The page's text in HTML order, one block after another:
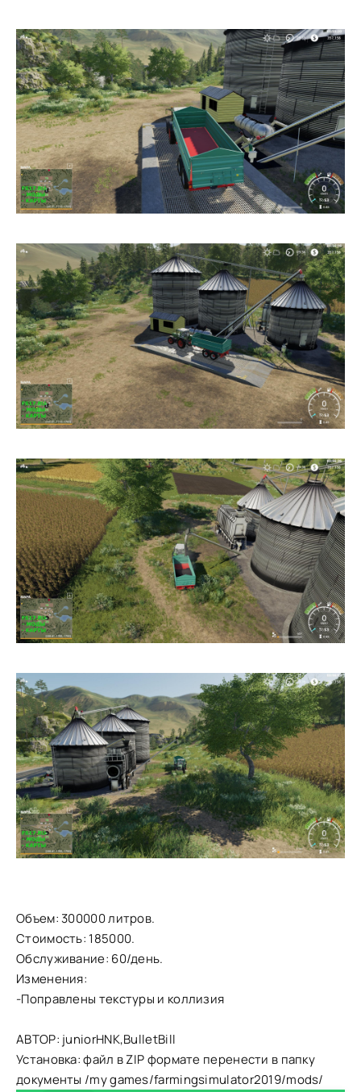
Объем: 300000 литров.
Стоимость: 185000.
Обслуживание: 60/день.
Изменения:
-Поправлены текстуры и коллизия
АВТОР: juniorHNK,BulletBill
Установка: файл в ZIP формате перенести в папку
документы /my games/farmingsimulator2019/mods/